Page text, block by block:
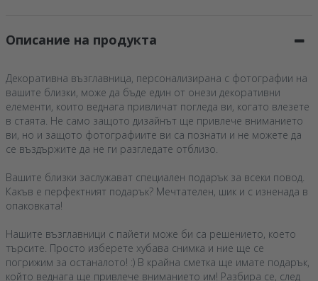
Описание на продукта
Декоративна възглавница, персонализирана с фотографии на
вашите близки, може да бъде един от онези декоративни
елементи, които веднага привличат погледа ви, когато влезете
в стаята. Не само защото дизайнът ще привлече вниманието
ви, но и защото фотографиите ви са познати и не можете да
се въздържите да не ги разгледате отблизо.
Вашите близки заслужават специален подарък за всеки повод.
Какъв е перфектният подарък? Мечтателен, шик и с изненада в
опаковката!
Нашите възглавници с пайети може би са решението, което
търсите. Просто изберете хубава снимка и ние ще се
погрижим за останалото! :) В крайна сметка ще имате подарък,
който веднага ще привлече вниманието им! Разбира се, след